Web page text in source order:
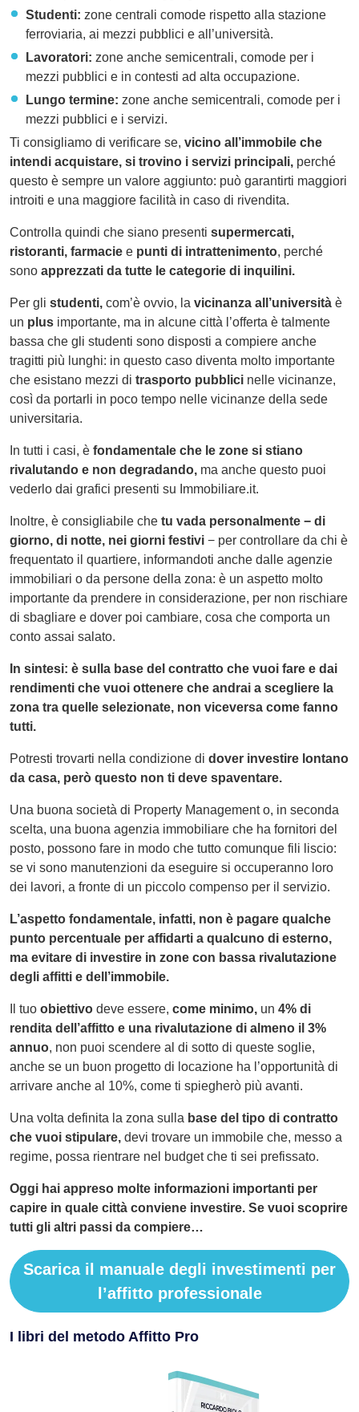
Studenti: zone centrali comode rispetto alla stazione
ferroviaria, ai mezzi pubblici e all’università.
Lavoratori: zone anche semicentrali, comode per i
mezzi pubblici e in contesti ad alta occupazione.
Lungo termine: zone anche semicentrali, comode per i
mezzi pubblici e i servizi.
Ti consigliamo di verificare se, vicino all’immobile che
intendi acquistare, si trovino i servizi principali, perché
questo è sempre un valore aggiunto: può garantirti maggiori
introiti e una maggiore facilità in caso di rivendita.
Controlla quindi che siano presenti supermercati,
ristoranti, farmacie e punti di intrattenimento, perché
sono apprezzati da tutte le categorie di inquilini.
Per gli studenti, com’è ovvio, la vicinanza all’università è
un plus importante, ma in alcune città l’offerta è talmente
bassa che gli studenti sono disposti a compiere anche
tragitti più lunghi: in questo caso diventa molto importante
che esistano mezzi di trasporto pubblici nelle vicinanze,
così da portarli in poco tempo nelle vicinanze della sede
universitaria.
In tutti i casi, è fondamentale che le zone si stiano
rivalutando e non degradando, ma anche questo puoi
vederlo dai grafici presenti su Immobiliare.it.
Inoltre, è consigliabile che tu vada personalmente − di
giorno, di notte, nei giorni festivi − per controllare da chi è
frequentato il quartiere, informandoti anche dalle agenzie
immobiliari o da persone della zona: è un aspetto molto
importante da prendere in considerazione, per non rischiare
di sbagliare e dover poi cambiare, cosa che comporta un
conto assai salato.
In sintesi: è sulla base del contratto che vuoi fare e dai
rendimenti che vuoi ottenere che andrai a scegliere la
zona tra quelle selezionate, non viceversa come fanno
tutti.
Potresti trovarti nella condizione di dover investire lontano
da casa, però questo non ti deve spaventare.
Una buona società di Property Management o, in seconda
scelta, una buona agenzia immobiliare che ha fornitori del
posto, possono fare in modo che tutto comunque fili liscio:
se vi sono manutenzioni da eseguire si occuperanno loro
dei lavori, a fronte di un piccolo compenso per il servizio.
L’aspetto fondamentale, infatti, non è pagare qualche
punto percentuale per affidarti a qualcuno di esterno,
ma evitare di investire in zone con bassa rivalutazione
degli affitti e dell’immobile.
Il tuo obiettivo deve essere, come minimo, un 4% di
rendita dell’affitto e una rivalutazione di almeno il 3%
annuo, non puoi scendere al di sotto di queste soglie,
anche se un buon progetto di locazione ha l’opportunità di
arrivare anche al 10%, come ti spiegherò più avanti.
Una volta definita la zona sulla base del tipo di contratto
che vuoi stipulare, devi trovare un immobile che, messo a
regime, possa rientrare nel budget che ti sei prefissato.
Oggi hai appreso molte informazioni importanti per
capire in quale città conviene investire. Se vuoi scoprire
tutti gli altri passi da compiere…
Scarica il manuale degli investimenti per
l’affitto professionale
I libri del metodo Affitto Pro